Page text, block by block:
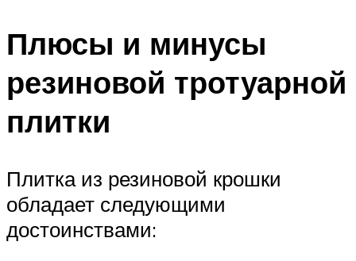
Плюсы и минусы
резиновой тротуарной
плитки
Плитка из резиновой крошки
обладает следующими
достоинствами: